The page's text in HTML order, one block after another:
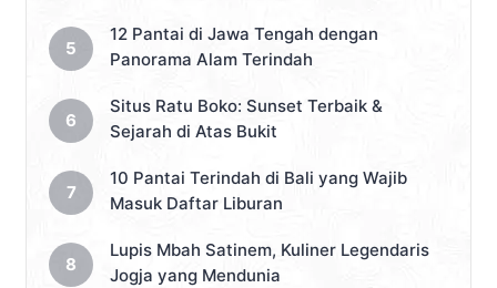
12 Pantai di Jawa Tengah dengan
Panorama Alam Terindah
Situs Ratu Boko: Sunset Terbaik &
Sejarah di Atas Bukit
10 Pantai Terindah di Bali yang Wajib
Masuk Daftar Liburan
Lupis Mbah Satinem, Kuliner Legendaris
Jogja yang Mendunia